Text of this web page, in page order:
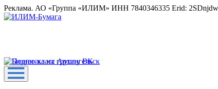
Реклама. АО «Группа «ИЛИМ» ИНН 7840346335 Erid: